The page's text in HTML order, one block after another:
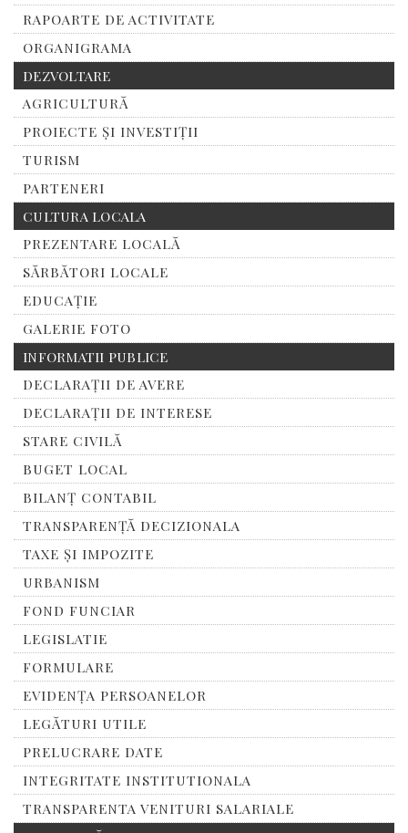
RAPOARTE DE ACTIVITATE
ORGANIGRAMA
DEZVOLTARE
AGRICULTURĂ
PROIECTE ȘI INVESTIȚII
TURISM
PARTENERI
CULTURA LOCALA
PREZENTARE LOCALĂ
SĂRBĂTORI LOCALE
EDUCAȚIE
GALERIE FOTO
INFORMATII PUBLICE
DECLARAȚII DE AVERE
DECLARAȚII DE INTERESE
STARE CIVILĂ
BUGET LOCAL
BILANȚ CONTABIL
TRANSPARENȚĂ DECIZIONALA
TAXE ȘI IMPOZITE
URBANISM
FOND FUNCIAR
LEGISLATIE
FORMULARE
EVIDENȚA PERSOANELOR
LEGĂTURI UTILE
PRELUCRARE DATE
INTEGRITATE INSTITUTIONALA
TRANSPARENTA VENITURI SALARIALE